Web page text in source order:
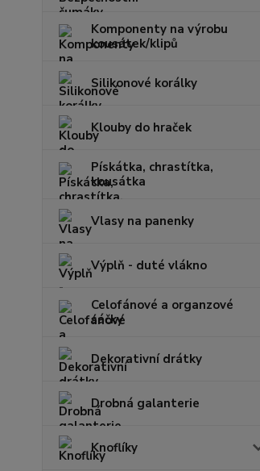
Komponenty na výrobu
kousátek/klipů
Silikonové korálky
Klouby do hraček
Pískátka, chrastítka,
kousátka
Vlasy na panenky
Výplň - duté vlákno
Celofánové a organzové
sáčky
Dekorativní drátky
Drobná galanterie
Knoflíky